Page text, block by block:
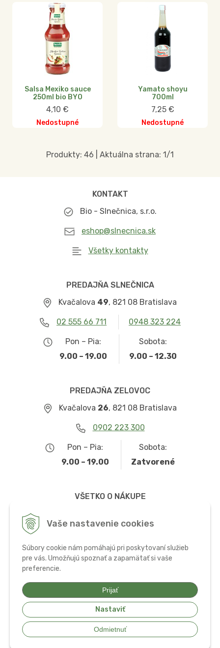
Vaše nastavenie cookies
Súbory cookie nám pomáhajú pri poskytovaní služieb
pre vás. Umožňujú spoznať a zapamätať si vaše
preferencie.
Prijať
Nastaviť
Odmietnuť
Salsa Mexiko sauce
250ml bio BYO
4,10 €
Nedostupné
Yamato shoyu
700ml
7,25 €
Nedostupné
Produkty: 46 | Aktuálna strana: 1/1
KONTAKT
Bio - Slnečnica, s.r.o.
eshop@slnecnica.sk
Všetky kontakty
PREDAJŇA SLNEČNICA
Kvačalova 49, 821 08 Bratislava
02 555 66 711 0948 323 224
Pon – Pia:
9.00 – 19.00
Sobota:
9.00 – 12.30
PREDAJŇA ZELOVOC
Kvačalova 26, 821 08 Bratislava
0902 223 300
Pon – Pia:
9.00 – 19.00
Sobota:
Zatvorené
VŠETKO O NÁKUPE
Ochrana osobných údajov
© 2026 Bio potraviny, zdravá výživa a doplnky • tvorba eshopu cez